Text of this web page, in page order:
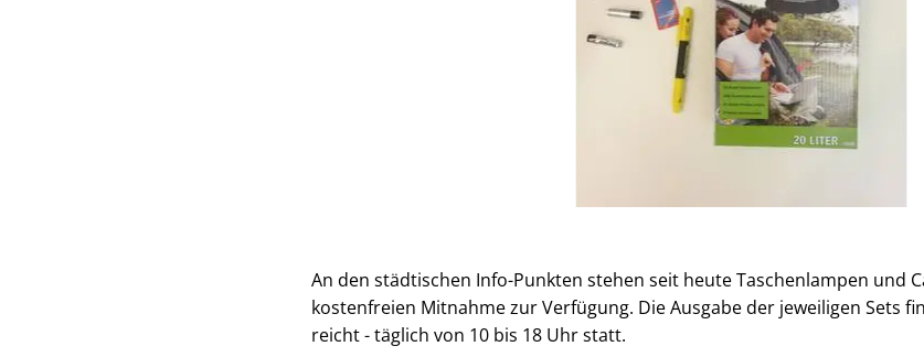
An den städtischen Info-Punkten stehen seit heute Taschenlampen und
kostenfreien Mitnahme zur Verfügung. Die Ausgabe der jeweiligen Sets
reicht - täglich von 10 bis 18 Uhr statt.